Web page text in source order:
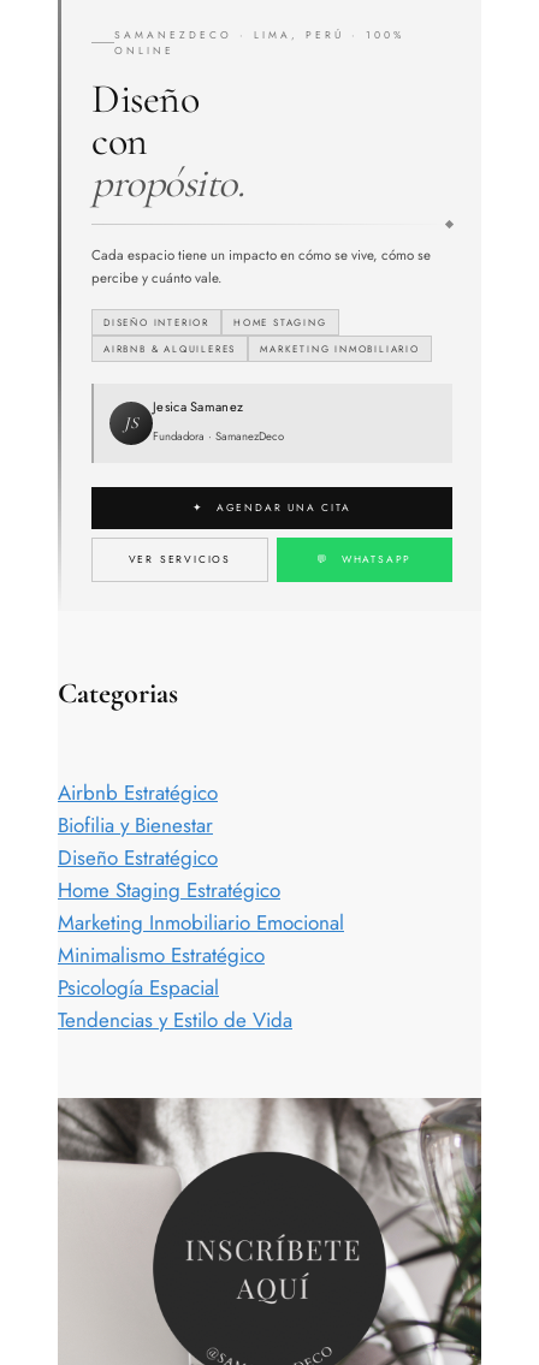
SAMANEZDECO · LIMA, PERÚ · 100%
ONLINE
Diseño
con
propósito.
Cada espacio tiene un impacto en cómo se vive, cómo se
percibe y cuánto vale.
DISEÑO INTERIOR
HOME STAGING
AIRBNB & ALQUILERES
MARKETING INMOBILIARIO
JS
Jesica Samanez
Fundadora · SamanezDeco
✦ AGENDAR UNA CITA
VER SERVICIOS 💬 WHATSAPP
Categorias
Airbnb Estratégico
Biofilia y Bienestar
Diseño Estratégico
Home Staging Estratégico
Marketing Inmobiliario Emocional
Minimalismo Estratégico
Psicología Espacial
Tendencias y Estilo de Vida